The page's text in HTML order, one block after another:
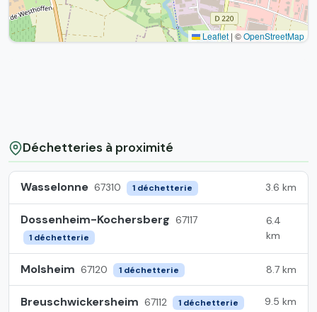
Leaflet | ©OpenStreetMap
Déchetteries à proximité
Wasselonne 67310 1 déchetterie 3.6 km
Dossenheim-Kochersberg 67117
1 déchetterie
6.4
km
Molsheim 67120 1 déchetterie 8.7 km
Breuschwickersheim 67112 1 déchetterie 9.5 km